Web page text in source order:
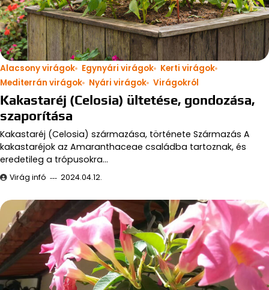
Alacsony virágok Egynyári virágok
Kerti virágok
Mediterrán virágok
Nyári virágok Virágokról
Kakastaréj (Celosia) ültetése, gondozása,
szaporítása
Kakastaréj (Celosia) származása, története Származás A
kakastaréjok az Amaranthaceae családba tartoznak, és
eredetileg a trópusokra…
Virág infó 2024.04.12.